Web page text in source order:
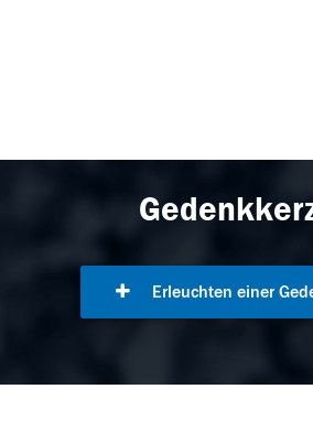
Erleuchten einer